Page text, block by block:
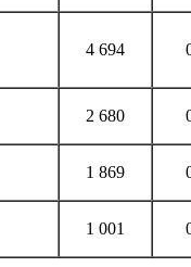
4 694
2 680
1 869
1 001